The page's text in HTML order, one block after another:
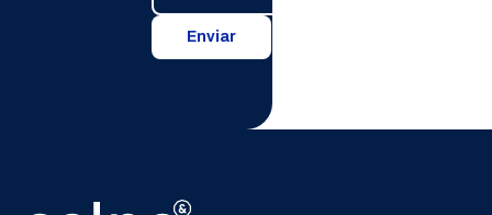
Enviar